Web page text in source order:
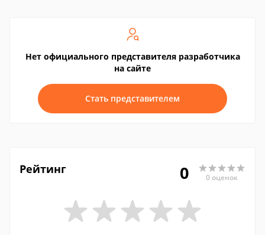
Нет официального представителя разработчика
на сайте
Стать представителем
Рейтинг 0 0 оценок